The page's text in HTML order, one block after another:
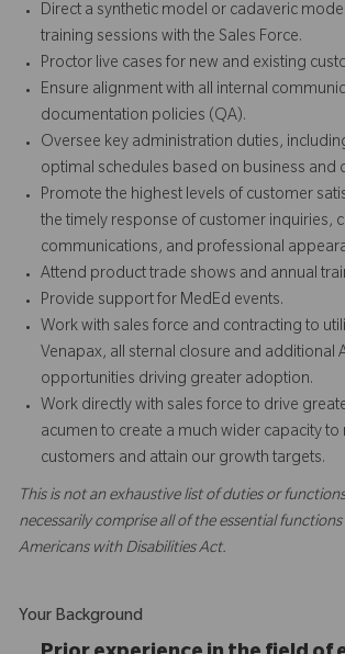
Direct a synthetic model or cadaveric
training sessions with the Sales Force.
Proctor live cases for new and existing
Ensure alignment with all internal
documentation policies (QA).
Oversee key administration duties,
optimal schedules based on business and
Promote the highest levels of customer
the timely response of customer inquiries,
communications, and professional
Attend product trade shows and annual
Provide support for MedEd events.
Work with sales force and contracting to
Venapax, all sternal closure and additional
opportunities driving greater adoption.
Work directly with sales force to drive
acumen to create a much wider capacity to
customers and attain our growth targets.
This is not an exhaustive list of duties or
necessarily comprise all of the essential
Americans with Disabilities Act.
Your Background